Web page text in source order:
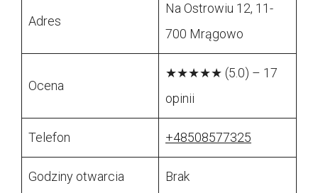
Adres
Na Ostrowiu 12, 11-
700 Mrągowo
Ocena
★★★★★ (5.0) – 17
opinii
Telefon +48508577325
Godziny otwarcia Brak